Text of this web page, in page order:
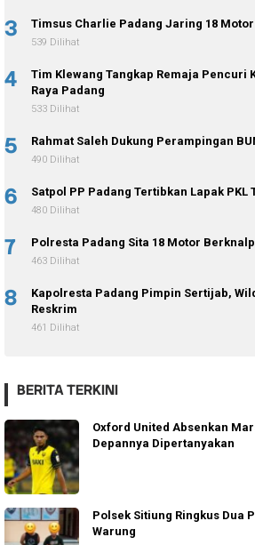
3 Timsus Charlie Padang Jaring 18
539 Dilihat
4
Tim Klewang Tangkap Remaja Pencuri
Raya Padang
533 Dilihat
5 Rahmat Saleh Dukung Perampingan
490 Dilihat
6 Satpol PP Padang Tertibkan Lapak
480 Dilihat
7 Polresta Padang Sita 18 Motor
463 Dilihat
8
Kapolresta Padang Pimpin Sertijab,
Reskrim
461 Dilihat
BERITA TERKINI
Oxford United Absenkan
Depannya Dipertanyakan
Polsek Sitiung Ringkus Dua
Warung